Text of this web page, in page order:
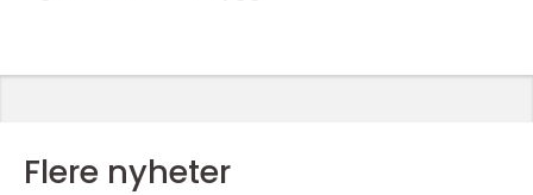
Flere nyheter